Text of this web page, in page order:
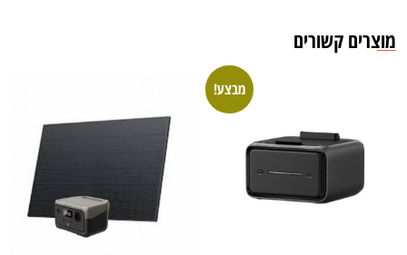
מוצרים קשורים
מבצע!